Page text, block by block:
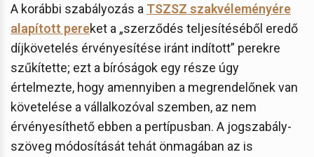
A korábbi szabályozás a TSZSZ szakvéleményére
alapított pereket a „szerződés teljesítéséből eredő
díjkövetelés érvényesítése iránt indított” perekre
szűkítette; ezt a bíróságok egy része úgy
értelmezte, hogy amennyiben a megrendelőnek van
követelése a vállalkozóval szemben, az nem
érvényesíthető ebben a pertípusban. A jogszabály-
szöveg módosítását tehát önmagában az is